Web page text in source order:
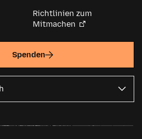
Richtlinien zum
Mitmachen
Spenden